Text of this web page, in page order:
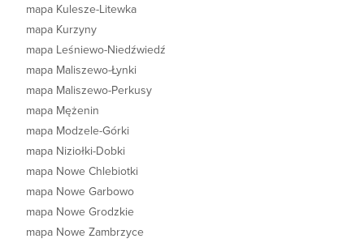
mapa Kulesze-Litewka
mapa Kurzyny
mapa Leśniewo-Niedźwiedź
mapa Maliszewo-Łynki
mapa Maliszewo-Perkusy
mapa Mężenin
mapa Modzele-Górki
mapa Niziołki-Dobki
mapa Nowe Chlebiotki
mapa Nowe Garbowo
mapa Nowe Grodzkie
mapa Nowe Zambrzyce